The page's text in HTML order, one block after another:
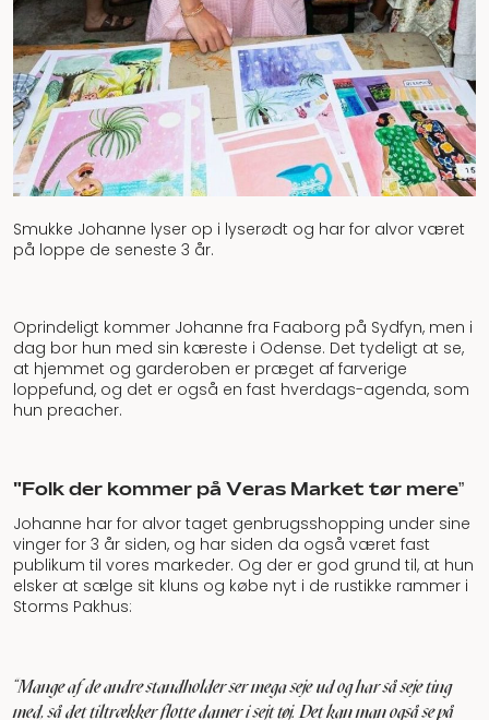
Smukke Johanne lyser op i lyserødt og har for alvor været
på loppe de seneste 3 år.
Oprindeligt kommer Johanne fra Faaborg på Sydfyn, men i
dag bor hun med sin kæreste i Odense. Det tydeligt at se,
at hjemmet og garderoben er præget af farverige
loppefund, og det er også en fast hverdags-agenda, som
hun preacher.
"Folk der kommer på Veras Market tør mere”
Johanne har for alvor taget genbrugsshopping under sine
vinger for 3 år siden, og har siden da også været fast
publikum til vores markeder. Og der er god grund til, at hun
elsker at sælge sit kluns og købe nyt i de rustikke rammer i
Storms Pakhus:
"Mange af de andre standholder ser mega seje ud og har så seje ting
med, så det tiltrækker flotte damer i sejt tøj. Det kan man også se på